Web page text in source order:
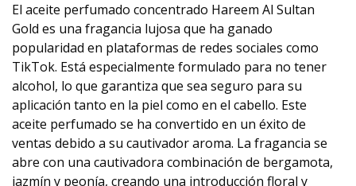
El aceite perfumado concentrado Hareem Al Sultan
Gold es una fragancia lujosa que ha ganado
popularidad en plataformas de redes sociales como
TikTok. Está especialmente formulado para no tener
alcohol, lo que garantiza que sea seguro para su
aplicación tanto en la piel como en el cabello. Este
aceite perfumado se ha convertido en un éxito de
ventas debido a su cautivador aroma. La fragancia se
abre con una cautivadora combinación de bergamota,
jazmín y peonía, creando una introducción floral y